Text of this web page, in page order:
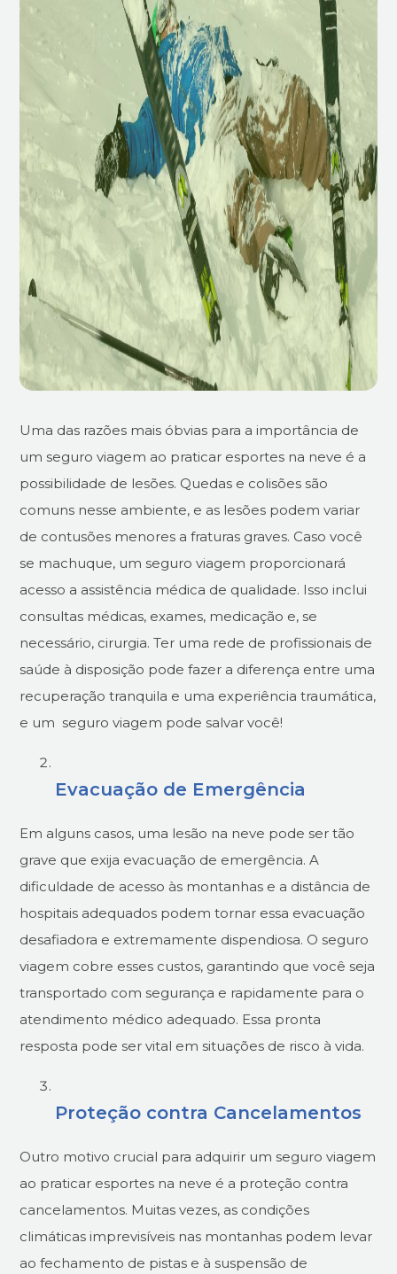
Uma das razões mais óbvias para a importância de
um seguro viagem ao praticar esportes na neve é a
possibilidade de lesões. Quedas e colisões são
comuns nesse ambiente, e as lesões podem variar
de contusões menores a fraturas graves. Caso você
se machuque, um seguro viagem proporcionará
acesso a assistência médica de qualidade. Isso inclui
consultas médicas, exames, medicação e, se
necessário, cirurgia. Ter uma rede de profissionais de
saúde à disposição pode fazer a diferença entre uma
recuperação tranquila e uma experiência traumática,
e um seguro viagem pode salvar você!
Evacuação de Emergência
Em alguns casos, uma lesão na neve pode ser tão
grave que exija evacuação de emergência. A
dificuldade de acesso às montanhas e a distância de
hospitais adequados podem tornar essa evacuação
desafiadora e extremamente dispendiosa. O seguro
viagem cobre esses custos, garantindo que você seja
transportado com segurança e rapidamente para o
atendimento médico adequado. Essa pronta
resposta pode ser vital em situações de risco à vida.
Proteção contra Cancelamentos
Outro motivo crucial para adquirir um seguro viagem
ao praticar esportes na neve é a proteção contra
cancelamentos. Muitas vezes, as condições
climáticas imprevisíveis nas montanhas podem levar
ao fechamento de pistas e à suspensão de